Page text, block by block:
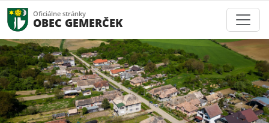
Oficiálne stránky
OBEC GEMERČEK